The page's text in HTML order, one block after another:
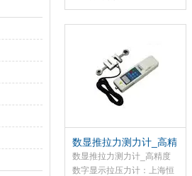
的测试仪器，该扭力扳手测
数显推拉力测力计_高精
度数字显示拉压力计
数显推拉力测力计_高精度
数字显示拉压力计：上海恒